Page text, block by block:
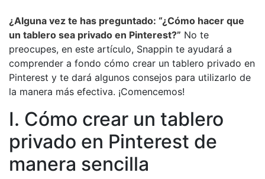
¿Alguna vez te has preguntado: “¿Cómo hacer que
un tablero sea privado en Pinterest?” No te
preocupes, en este artículo, Snappin te ayudará a
comprender a fondo cómo crear un tablero privado en
Pinterest y te dará algunos consejos para utilizarlo de
la manera más efectiva. ¡Comencemos!
I. Cómo crear un tablero
privado en Pinterest de
manera sencilla